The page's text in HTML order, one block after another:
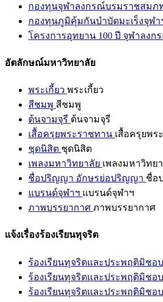
กองทุนจุฬาลงกรณ์บรมราชสมภ
กองทุนภูมิคุ้มกันบำบัดมะเร็งจุฬา
โครงการอุทยาน 100 ปี จุฬาลง
อัตลักษณ์มหาวิทยาลัย
พระเกี้ยว พระเกี้ยว
สีชมพู สีชมพู
ต้นจามจุรี ต้นจามจุรี
เสื้อครุยพระราชทาน เสื้อครุยพร
ชุดนิสิต ชุดนิสิต
เพลงมหาวิทยาลัย เพลงมหาวิทย
ชื่อปริญญา อักษรย่อปริญญา ชื่อ
แบรนด์จุฬาฯ แบรนด์จุฬาฯ
ภาพบรรยากาศ ภาพบรรยากาศ
แจ้งเรื่องร้องเรียนทุจริต
ร้องเรียนทุจริตและประพฤติมิชอ
ร้องเรียนทุจริตและประพฤติมิชอ
ร้องเรียนทุจริตและประพฤติมิชอ